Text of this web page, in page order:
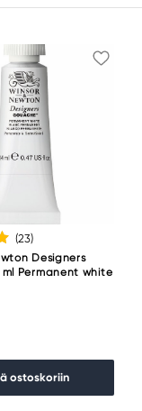
(23)
Designers
Permanent white
ostoskoriin